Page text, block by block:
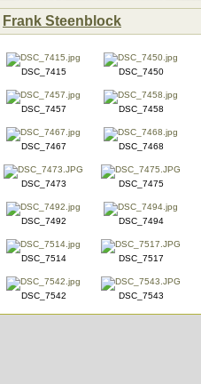
Frank Steenblock
DSC_7415 DSC_7450
DSC_7457 DSC_7458
DSC_7467 DSC_7468
DSC_7473 DSC_7475
DSC_7492 DSC_7494
DSC_7514 DSC_7517
DSC_7542 DSC_7543